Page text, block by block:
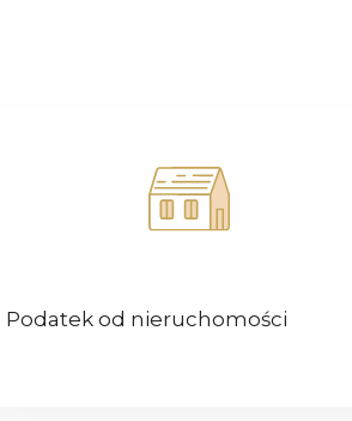
Podatek od nieruchomości